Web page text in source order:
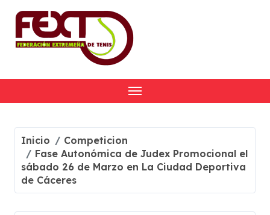
content
Inicio
Competicion
Fase Autonómica de Judex Promocional el
sábado 26 de Marzo en La Ciudad Deportiva
de Cáceres